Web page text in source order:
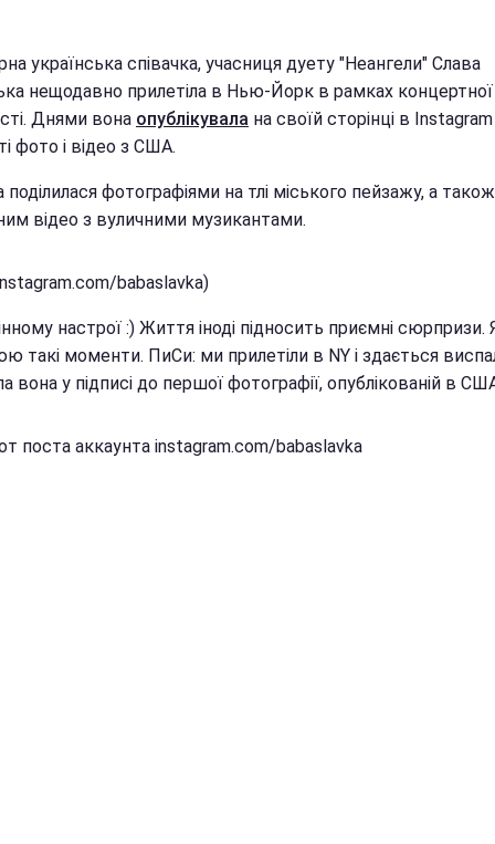
українська співачка, учасниця дуету "Неангели" Слава
нещодавно прилетіла в Нью-Йорк в рамках концертної
Днями вона опублікувала на своїй сторінці в Instagram
фото і відео з США.
поділилася фотографіями на тлі міського пейзажу, а також
відео з вуличними музикантами.
babaslavka)
настрої :) Життя іноді підносить приємні сюрпризи.
такі моменти. ПиСи: ми прилетіли в NY і здається
вона у підписі до першої фотографії, опублікованій в
поста аккаунта instagram.com/babaslavka